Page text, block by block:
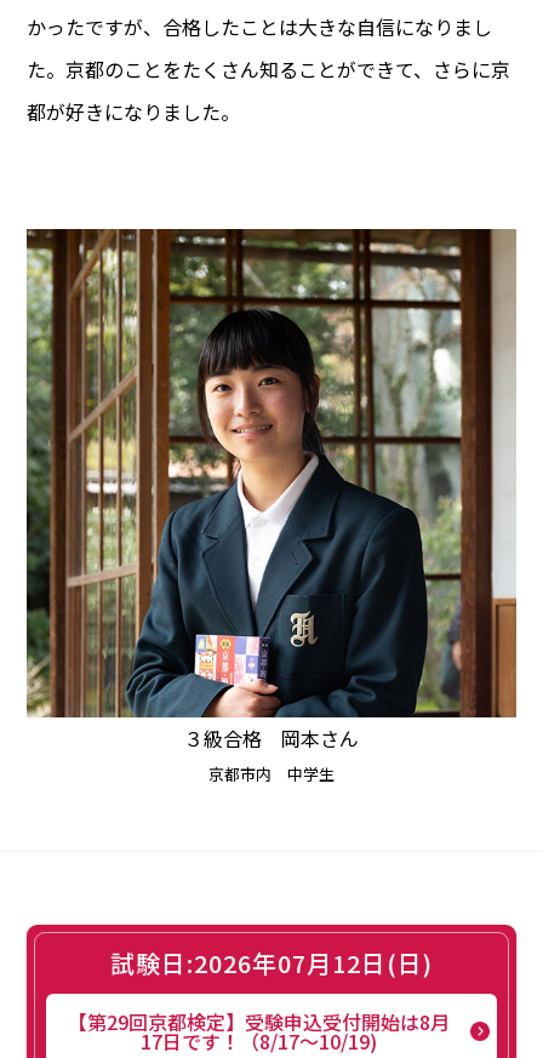
かったですが、合格したことは大きな自信になりまし
た。京都のことをたくさん知ることができて、さらに京
都が好きになりました。
３級合格 岡本さん
京都市内 中学生
試験日:2026年07月12日(日)
【第29回京都検定】受験申込受付開始は8月
17日です！（8/17～10/19)